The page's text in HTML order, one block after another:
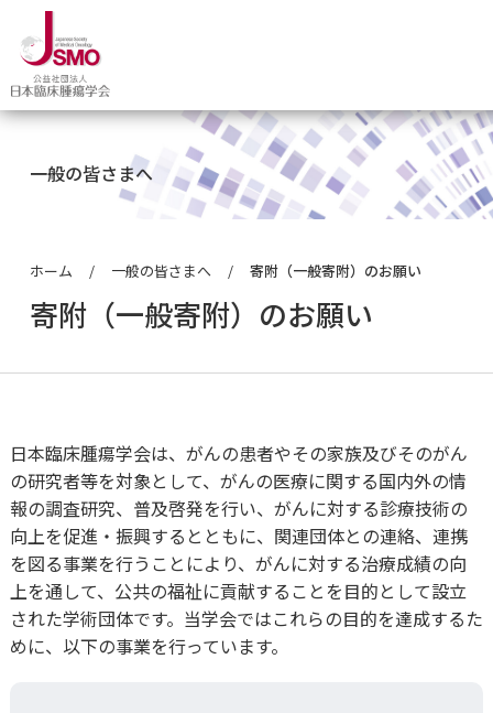
会員の皆さまへ
会員の方へ
委員会より
一般の方向け 医療情報
寄附のお願い
セミナー等案内
キャリアパス
プレスリリース
取材について
寄附について
学術集会
教育セミナー（e-learning）
入会・各種申請について
理事長挨拶
組織
会員名簿
定款・規程
専門医制度に関す
専門医資格更新手
指導医資格認定申
指導医資格更新手
マイページログイ
オンラインジャー
会員データ
アワード
委員会について
一般の皆さまへ
ホーム 一般の皆さまへ 寄附（一般寄附）のお願い
寄附（一般寄附）のお願い
日本臨床腫瘍学会は、がんの患者やその家族及びそのがん
の研究者等を対象として、がんの医療に関する国内外の情
報の調査研究、普及啓発を行い、がんに対する診療技術の
向上を促進・振興するとともに、関連団体との連絡、連携
を図る事業を行うことにより、がんに対する治療成績の向
上を通して、公共の福祉に貢献することを目的として設立
された学術団体です。当学会ではこれらの目的を達成するた
めに、以下の事業を行っています。